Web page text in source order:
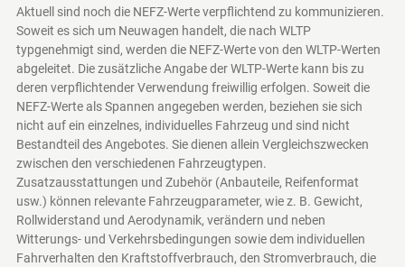
Aktuell sind noch die NEFZ-Werte verpflichtend zu kommunizieren.
Soweit es sich um Neuwagen handelt, die nach WLTP
typgenehmigt sind, werden die NEFZ-Werte von den WLTP-Werten
abgeleitet. Die zusätzliche Angabe der WLTP-Werte kann bis zu
deren verpflichtender Verwendung freiwillig erfolgen. Soweit die
NEFZ-Werte als Spannen angegeben werden, beziehen sie sich
nicht auf ein einzelnes, individuelles Fahrzeug und sind nicht
Bestandteil des Angebotes. Sie dienen allein Vergleichszwecken
zwischen den verschiedenen Fahrzeugtypen.
Zusatzausstattungen und Zubehör (Anbauteile, Reifenformat
usw.) können relevante Fahrzeugparameter, wie z. B. Gewicht,
Rollwiderstand und Aerodynamik, verändern und neben
Witterungs- und Verkehrsbedingungen sowie dem individuellen
Fahrverhalten den Kraftstoffverbrauch, den Stromverbrauch, die